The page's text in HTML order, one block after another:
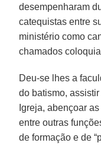
desempenharam
catequistas entre
ministério como
chamados
Deu-se lhes a
do batismo,
Igreja, abençoar
entre outras
de formação e de